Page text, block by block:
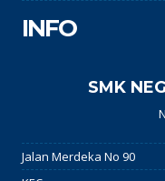
INFO
SMK
Jalan Merdeka No 90